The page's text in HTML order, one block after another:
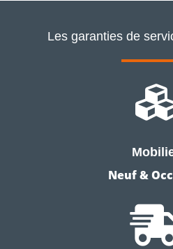
Les garanties de
Neuf &